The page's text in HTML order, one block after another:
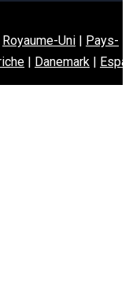
Royaume-Uni | Pays-
| Danemark |